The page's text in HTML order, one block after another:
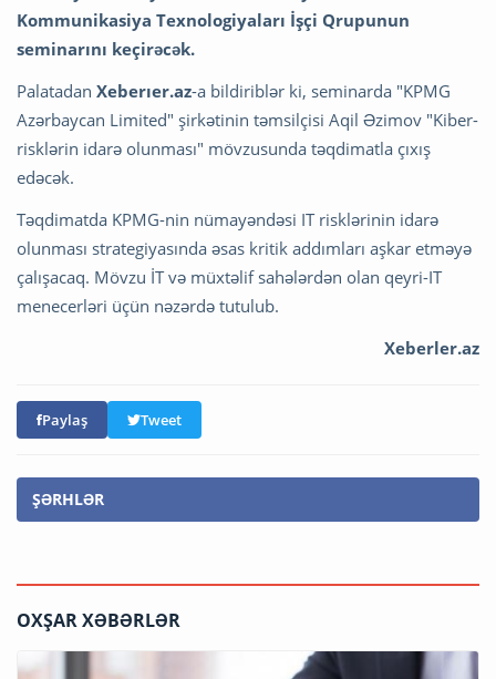
Kommunikasiya Texnologiyaları İşçi Qrupunun
seminarını keçirəcək.
Palatadan Xeberıer.az-a bildiriblər ki, seminarda "KPMG
Azərbaycan Limited" şirkətinin təmsilçisi Aqil Əzimov "Kiber-
risklərin idarə olunması" mövzusunda təqdimatla çıxış
edəcək.
Təqdimatda KPMG-nin nümayəndəsi IT risklərinin idarə
olunması strategiyasında əsas kritik addımları aşkar etməyə
çalışacaq. Mövzu İT və müxtəlif sahələrdən olan qeyri-IT
menecerləri üçün nəzərdə tutulub.
Xeberler.az
Paylaş Tweet
ŞƏRHLƏR
OXŞAR XƏBƏRLƏR